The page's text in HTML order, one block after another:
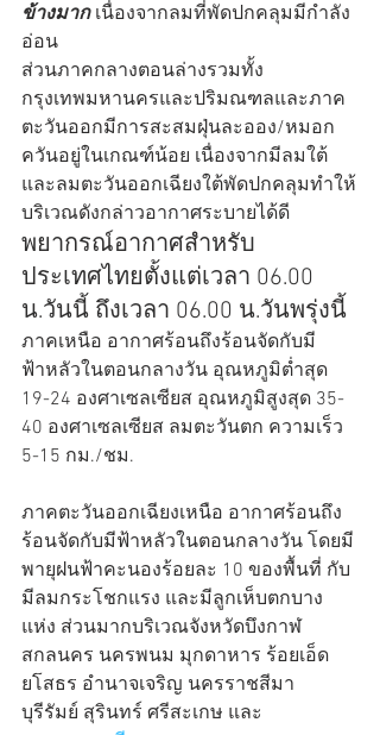
ข้างมาก เนื่องจากลมที่พัดปกคลุมมีกำลัง
อ่อน
ส่วนภาคกลางตอนล่างรวมทั้ง
กรุงเทพมหานครและปริมณฑลและภาค
ตะวันออกมีการสะสมฝุ่นละออง/หมอก
ควันอยู่ในเกณฑ์น้อย เนื่องจากมีลมใต้
และลมตะวันออกเฉียงใต้พัดปกคลุมทำให้
บริเวณดังกล่าวอากาศระบายได้ดี
พยากรณ์อากาศสำหรับ
ประเทศไทยตั้งแต่เวลา 06.00
น.วันนี้ ถึงเวลา 06.00 น.วันพรุ่งนี้
ภาคเหนือ อากาศร้อนถึงร้อนจัดกับมี
ฟ้าหลัวในตอนกลางวัน อุณหภูมิต่ำสุด
19-24 องศาเซลเซียส อุณหภูมิสูงสุด 35-
40 องศาเซลเซียส ลมตะวันตก ความเร็ว
5-15 กม./ชม.
ภาคตะวันออกเฉียงเหนือ อากาศร้อนถึง
ร้อนจัดกับมีฟ้าหลัวในตอนกลางวัน โดยมี
พายุฝนฟ้าคะนองร้อยละ 10 ของพื้นที่ กับ
มีลมกระโชกแรง และมีลูกเห็บตกบาง
แห่ง ส่วนมากบริเวณจังหวัดบึงกาฬ
สกลนคร นครพนม มุกดาหาร ร้อยเอ็ด
ยโสธร อำนาจเจริญ นครราชสีมา
บุรีรัมย์ สุรินทร์ ศรีสะเกษ และ